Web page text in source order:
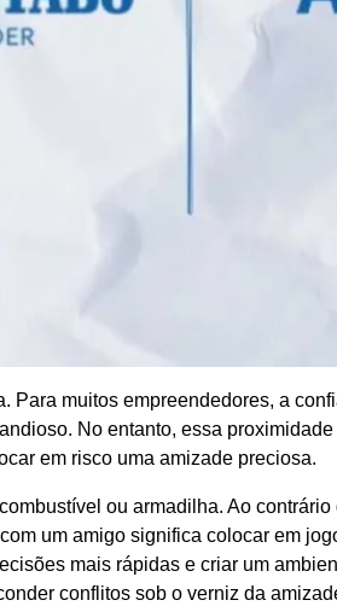
Para muitos empreendedores, a
No entanto, essa
em risco uma amizade preciosa.
ou armadilha. Ao
um amigo significa colocar em
mais rápidas e criar um
conflitos sob o verniz da